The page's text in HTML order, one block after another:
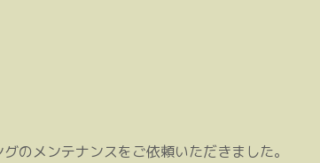
のメンテナンスをご依頼いただきました。